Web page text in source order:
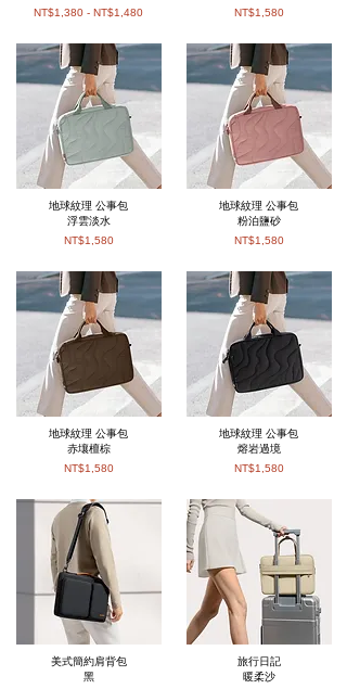
NT$1,380 - NT$1,480
地球紋理 公事包
浮雲淡水
NT$1,580
地球紋理 公事包
赤壤檀棕
NT$1,580
美式簡約肩背包
黑
NT$1,580
地球紋理 公事包
粉泊鹽砂
NT$1,580
地球紋理 公事包
熔岩過境
NT$1,580
旅行日記
暖柔沙